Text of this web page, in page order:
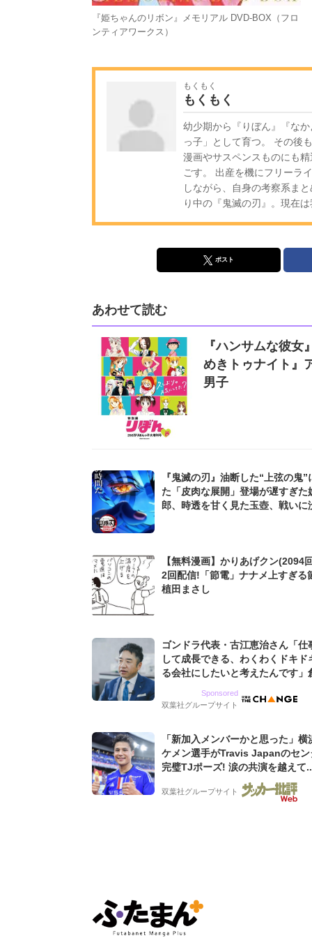
『姫ちゃんのリボン』メモリアル DVD-BOX（フロ
ンティアワークス）
もくもく
もくもく
幼少期から『りぼん』『な
っ子」として育つ。 その後
漫画やサスペンスものにも
ごす。 出産を機にフリーラ
しながら、自身の考察系ま
り中の『鬼滅の刃』。現在
ポスト
あわせて読む
『ハンサムな彼
めきトゥナイト』
男子
『鬼滅の刃』油断した“上弦の鬼”
た「皮肉な展開」登場が遅すぎた
郎、時透を甘く見た玉壺、戦いに
【無料漫画】かりあげクン(2094
2回配信!「節電」ナナメ上すぎる
植田まさし
ゴンドラ代表・古江恵治さん「仕
して成長できる、わくわくドキド
る会社にしたいと考えたんです」
グ会社のアイデンティティ
Sponsored
双葉社グループサイト
「新加入メンバーかと思った」横
ケメン選手がTravis Japanのセン
完璧TJポーズ! 涙の共演を越えて
の開幕戦コラボ動画が話題沸騰!
双葉社グループサイト